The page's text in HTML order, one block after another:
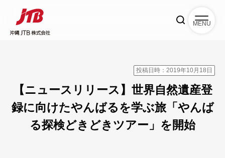
MENU
投稿日時：2019年10月18日
【ニュースリリース】世界自然遺産登
録に向けたやんばるを学ぶ旅「やんば
る探検どきどきツアー」を開始